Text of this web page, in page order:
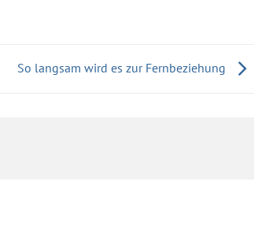
So langsam wird es zur Fernbeziehung